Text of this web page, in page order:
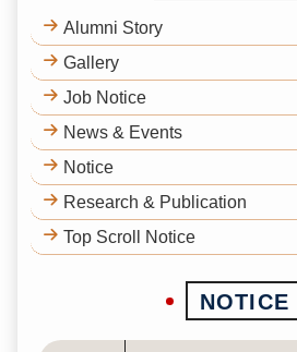
Alumni Story
Gallery
Job Notice
News & Events
Notice
Research & Publication
Top Scroll Notice
NOTICE